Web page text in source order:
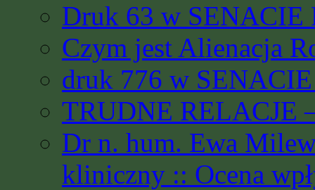
Druk 63 w SENACIE
Czym jest Alienacja
druk 776 w
TRUDNE RELACJE
Dr n. hum. Ewa
kliniczny :: Ocena